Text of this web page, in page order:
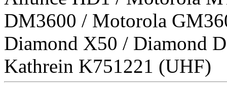
DM3600 / Motorola
Diamond X50 / Diamond
Kathrein K751221 (UHF)